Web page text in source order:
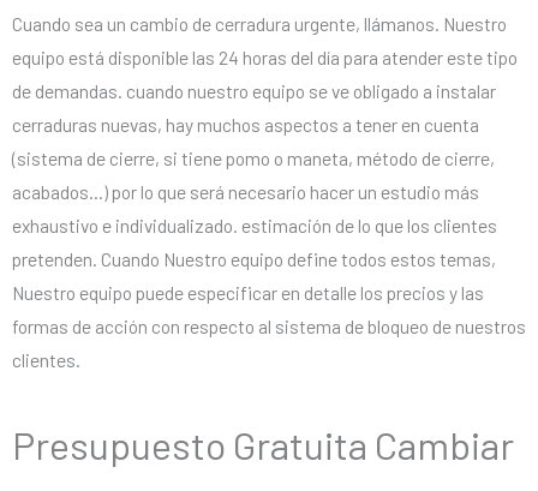
Cuando sea un cambio de cerradura urgente, llámanos. Nuestro
equipo está disponible las 24 horas del día para atender este tipo
de demandas. cuando nuestro equipo se ve obligado a instalar
cerraduras nuevas, hay muchos aspectos a tener en cuenta
(sistema de cierre, si tiene pomo o maneta, método de cierre,
acabados…) por lo que será necesario hacer un estudio más
exhaustivo e individualizado. estimación de lo que los clientes
pretenden. Cuando Nuestro equipo define todos estos temas,
Nuestro equipo puede especificar en detalle los precios y las
formas de acción con respecto al sistema de bloqueo de nuestros
clientes.
Presupuesto Gratuita Cambiar